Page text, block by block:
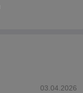
03.04.2026